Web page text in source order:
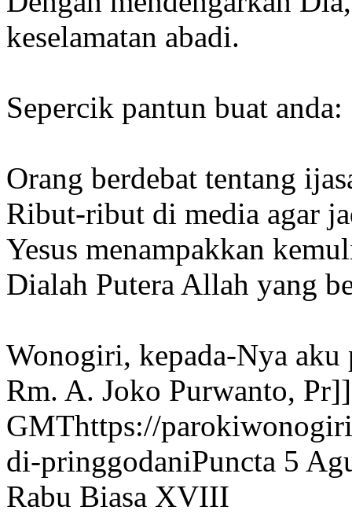
keselamatan abadi.
Sepercik pantun buat anda:
Orang berdebat tentang
Ribut-ribut di media agar
Yesus menampakkan
Dialah Putera Allah yang
Wonogiri, kepada-Nya aku
Rm. A. Joko Purwanto,
GMThttps://
di-pringgodaniPuncta 5
Rabu Biasa XVIII